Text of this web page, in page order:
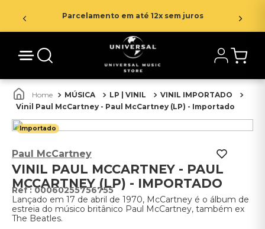
Parcelamento em até 12x sem juros
MÚSICA LP | VINIL
VINIL IMPORTADO
Vinil Paul McCartney - Paul McCartney (LP) - Importado
Importado
Paul McCartney
VINIL PAUL MCCARTNEY - PAUL
MCCARTNEY (LP) - IMPORTADO
:00060255756755
Lançado em 17 de abril de 1970, McCartney é o álbum de
estreia do músico britânico Paul McCartney, também ex
The Beatles.